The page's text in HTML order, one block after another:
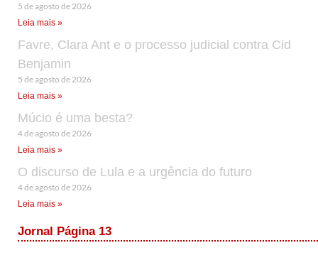
5 de agosto de 2026
Leia mais »
Favre, Clara Ant e o processo judicial contra Cid
Benjamin
5 de agosto de 2026
Leia mais »
Múcio é uma besta?
4 de agosto de 2026
Leia mais »
O discurso de Lula e a urgência do futuro
4 de agosto de 2026
Leia mais »
Jornal Página 13